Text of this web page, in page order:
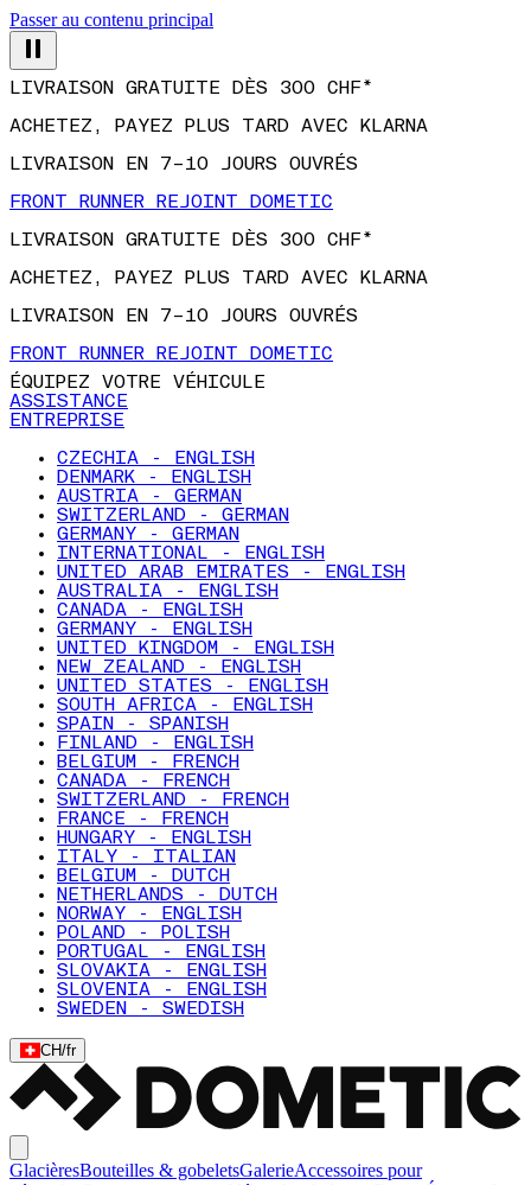
Passer au contenu principal
LIVRAISON GRATUITE DÈS 300 CHF*
ACHETEZ, PAYEZ PLUS TARD AVEC KLARNA
LIVRAISON EN 7–10 JOURS OUVRÉS
FRONT RUNNER REJOINT DOMETIC
LIVRAISON GRATUITE DÈS 300 CHF*
ACHETEZ, PAYEZ PLUS TARD AVEC KLARNA
LIVRAISON EN 7–10 JOURS OUVRÉS
FRONT RUNNER REJOINT DOMETIC
ÉQUIPEZ VOTRE VÉHICULE
ASSISTANCE
ENTREPRISE
CZECHIA - ENGLISH
DENMARK - ENGLISH
AUSTRIA - GERMAN
SWITZERLAND - GERMAN
GERMANY - GERMAN
INTERNATIONAL - ENGLISH
UNITED ARAB EMIRATES - ENGLISH
AUSTRALIA - ENGLISH
CANADA - ENGLISH
GERMANY - ENGLISH
UNITED KINGDOM - ENGLISH
NEW ZEALAND - ENGLISH
UNITED STATES - ENGLISH
SOUTH AFRICA - ENGLISH
SPAIN - SPANISH
FINLAND - ENGLISH
BELGIUM - FRENCH
CANADA - FRENCH
SWITZERLAND - FRENCH
FRANCE - FRENCH
HUNGARY - ENGLISH
ITALY - ITALIAN
BELGIUM - DUTCH
NETHERLANDS - DUTCH
NORWAY - ENGLISH
POLAND - POLISH
PORTUGAL - ENGLISH
SLOVAKIA - ENGLISH
SLOVENIA - ENGLISH
SWEDEN - SWEDISH
CH/fr
GlacièresBouteilles & gobeletsGalerieAccessoires pour